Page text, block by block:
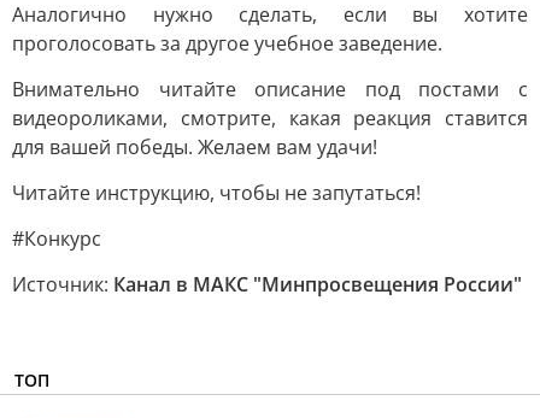
Аналогично нужно сделать, если вы хотите
проголосовать за другое учебное заведение.
Внимательно читайте описание под постами с
видеороликами, смотрите, какая реакция ставится
для вашей победы. Желаем вам удачи!
Читайте инструкцию, чтобы не запутаться!
#Конкурс
Источник: Канал в МАКС "Минпросвещения России"
ТОП